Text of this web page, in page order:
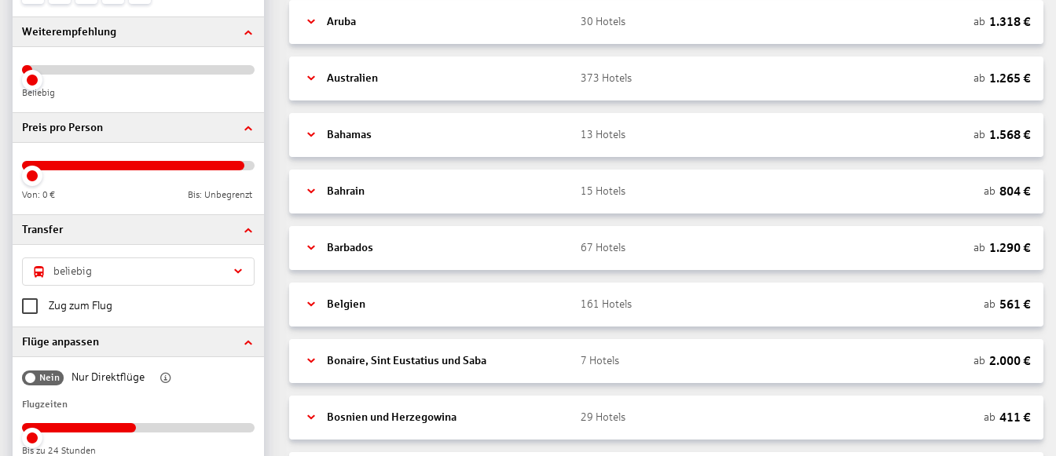
Weiterempfehlung
Beliebig
Preis pro Person
Von: 0 € Bis: Unbegrenzt
Transfer
beliebig
Zug zum Flug
Flüge anpassen
Nein Nur Direktflüge
Flugzeiten
Bis zu 24 Stunden
Aruba 30 Hotels ab 1.318€
Australien 373 Hotels ab 1.265 €
Bahamas 13 Hotels ab 1.568€
Bahrain 15 Hotels ab 804€
Barbados 67 Hotels ab 1.290€
Belgien 161 Hotels ab 561 €
Bonaire, Sint Eustatius und Saba 7 Hotels ab 2.000€
Bosnien und Herzegowina 29 Hotels ab 411 €